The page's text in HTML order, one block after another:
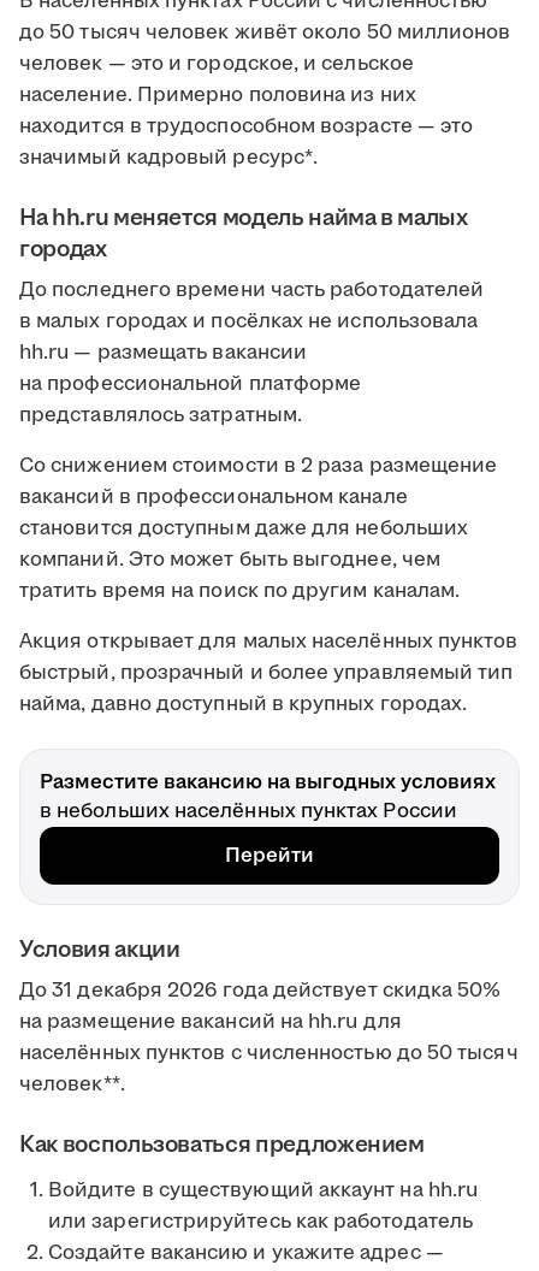
до 50 тысяч человек живёт около 50 миллионов
человек — это и городское, и сельское
население. Примерно половина из них
находится в трудоспособном возрасте — это
значимый кадровый ресурс*.
На hh.ru меняется модель найма в малых
городах
До последнего времени часть работодателей
в малых городах и посёлках не использовала
hh.ru — размещать вакансии
на профессиональной платформе
представлялось затратным.
Со снижением стоимости в 2 раза размещение
вакансий в профессиональном канале
становится доступным даже для небольших
компаний. Это может быть выгоднее, чем
тратить время на поиск по другим каналам.
Акция открывает для малых населённых пунктов
быстрый, прозрачный и более управляемый тип
найма, давно доступный в крупных городах.
Разместите вакансию на выгодных условиях
в небольших населённых пунктах России
Перейти
Условия акции
До 31 декабря 2026 года действует скидка 50%
на размещение вакансий на hh.ru для
населённых пунктов с численностью до 50 тысяч
человек**.
Как воспользоваться предложением
Войдите в существующий аккаунт на hh.ru
или зарегистрируйтесь как работодатель
Создайте вакансию и укажите адрес —